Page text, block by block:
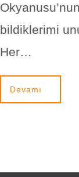
bildiklerimi
Her…
Devamı